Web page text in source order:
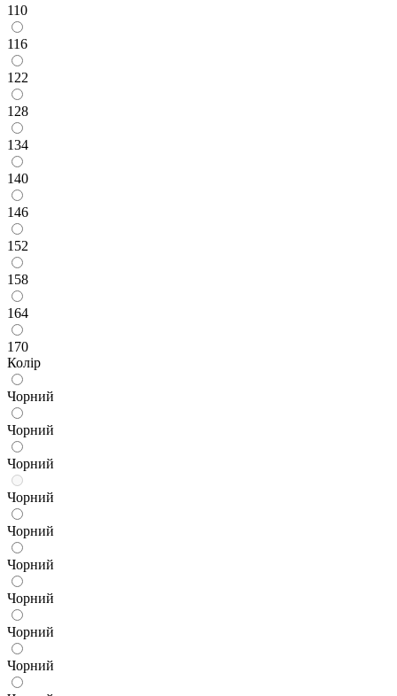
110
116
122
128
134
140
146
152
158
164
170
Колір
Чорний
Чорний
Чорний
Чорний
Чорний
Чорний
Чорний
Чорний
Чорний